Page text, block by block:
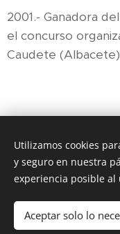
2001.- Ganadora del
el concurso
Caudete
© 2023
Creado
¡Crea tu
Utilizamos cookies
y seguro en nuestra
experiencia posible al
Aceptar solo lo